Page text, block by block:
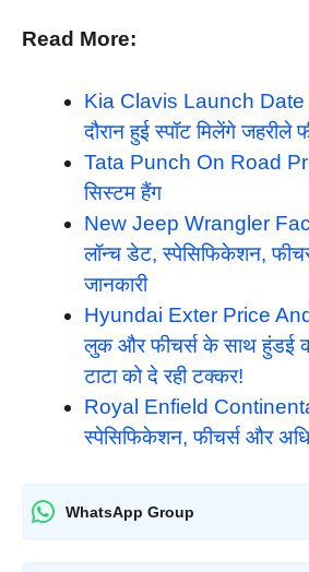
Read More:
Kia Clavis Launch Date
दौरान हुई स्पॉट मिलेंगे जहरीले
Tata Punch On Road
सिस्टम हैंग
New Jeep Wrangler
लॉन्च डेट, स्पेसिफिकेशन,
जानकारी
Hyundai Exter Price
लुक और फीचर्स के साथ हुंडई
टाटा को दे रही टक्कर!
Royal Enfield
स्पेसिफिकेशन, फीचर्स और
WhatsApp Group